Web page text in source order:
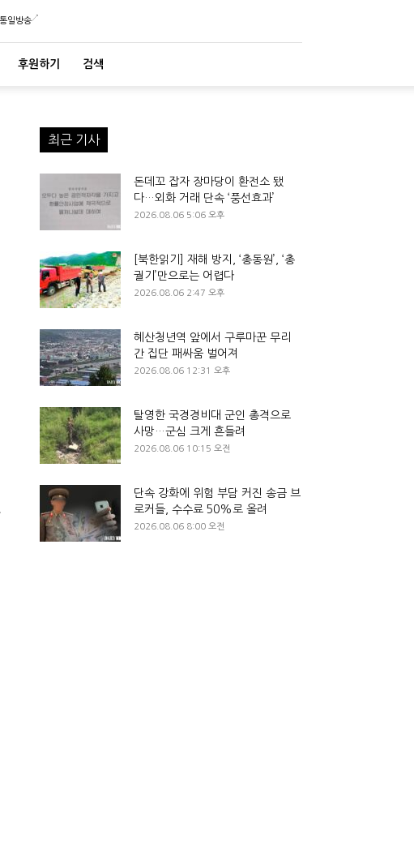
일방송
후원하기 검색
최근 기사
돈데꼬 잡자 장마당이 환전소 됐
다…외화 거래 단속 ‘풍선효과’
2026.08.06 5:06 오후
[북한읽기] 재해 방지, ‘총동원’, ‘총
궐기’만으로는 어렵다
2026.08.06 2:47 오후
혜산청년역 앞에서 구루마꾼 무리
간 집단 패싸움 벌어져
2026.08.06 12:31 오후
탈영한 국경경비대 군인 총격으로
사망…군심 크게 흔들려
2026.08.06 10:15 오전
단속 강화에 위험 부담 커진 송금 브
로커들, 수수료 50%로 올려
2026.08.06 8:00 오전